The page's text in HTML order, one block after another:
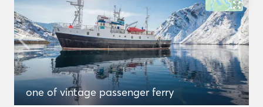
one of vintage passenger ferry